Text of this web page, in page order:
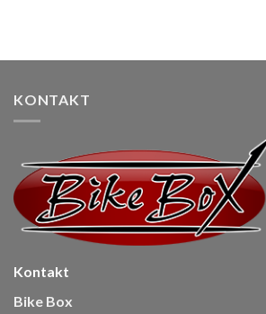
KONTAKT
Kontakt
Bike Box